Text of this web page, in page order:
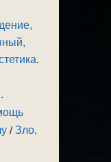
.
.
/Зло,